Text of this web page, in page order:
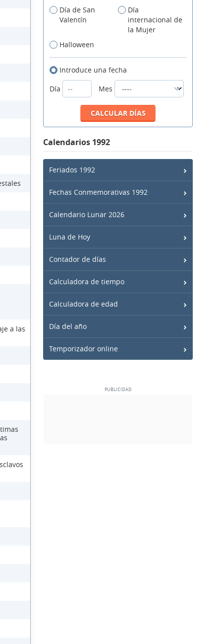
a las
Día de San
Valentín
Día
internacional de
la Mujer
Halloween
Introduce una fecha
Día
Mes
Calendarios 1992
Feriados 1992
Fechas Conmemorativas 1992
Calendario Lunar 2026
Luna de Hoy
Contador de días
Calculadora de tiempo
Calculadora de edad
Día del año
Temporizador online